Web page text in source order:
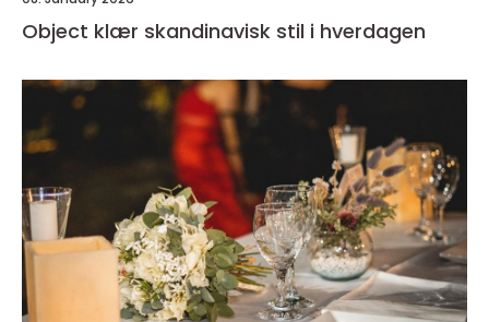
Object klær skandinavisk stil i hverdagen